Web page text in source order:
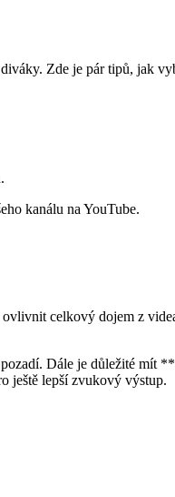
Zde je pár tipů, jak
kanálu na YouTube.
celkový dojem z
Dále je důležité mít
ještě lepší zvukový výstup.